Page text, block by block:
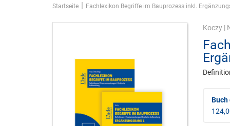
Startseite | Fachlexikon Begriffe im Bauprozess inkl.
Koczy|
Buch